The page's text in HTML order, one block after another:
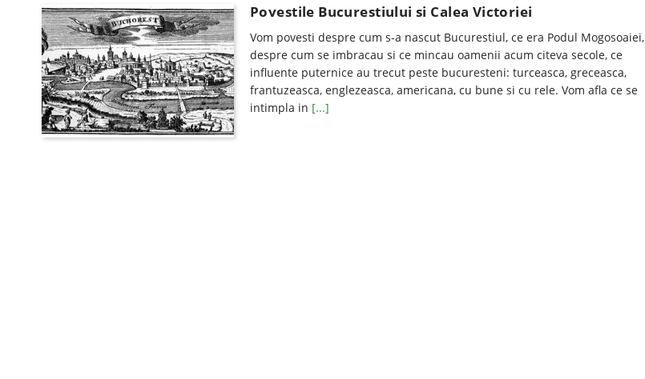
Povestile Bucurestiului si Calea Victoriei
Vom povesti despre cum s-a nascut Bucurestiul, ce era Podul Mogosoaiei,
despre cum se imbracau si ce mincau oamenii acum citeva secole, ce
influente puternice au trecut peste bucuresteni: turceasca, greceasca,
frantuzeasca, englezeasca, americana, cu bune si cu rele. Vom afla ce se
intimpla in [...]